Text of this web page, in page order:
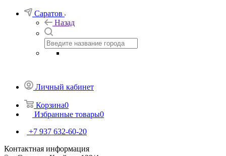
Саратов
Назад
Личный кабинет
Корзина0
Избранные товары0
+7 937 632-60-20
Контактная информация